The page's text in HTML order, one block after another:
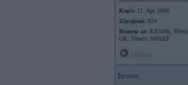
Kopš: 11. Apr 2008
Ziņojumi: 824
Braucu ar: RX500h, Hilux
GR, Sherco 300SEF
hrusts